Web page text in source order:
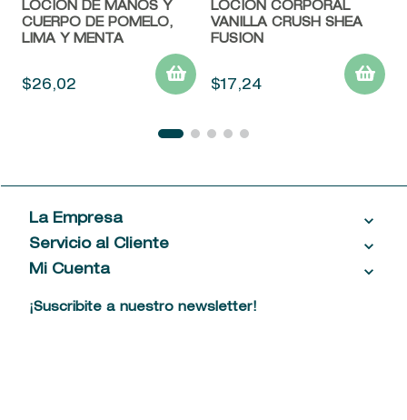
LOCIÓN DE MANOS Y
CUERPO DE POMELO,
LIMA Y MENTA
$26,02
LOCIÓN CORPORAL
VANILLA CRUSH SHEA
FUSION
$17 ,24
La Empresa
Acerca de las Fragancias
Ventas al por mayor
Política de entrega
Servicio al Cliente
Contáctanos
Mi Cuenta
¡Suscribite a nuestro newsletter!